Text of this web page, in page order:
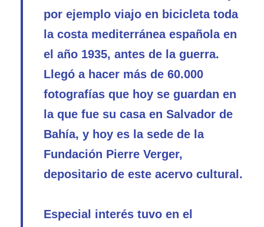
por ejemplo viajo en bicicleta toda
la costa mediterránea española en
el año 1935, antes de la guerra.
Llegó a hacer más de 60.000
fotografías que hoy se guardan en
la que fue su casa en Salvador de
Bahía, y hoy es la sede de la
Fundación Pierre Verger,
depositario de este acervo cultural.
Especial interés tuvo en el